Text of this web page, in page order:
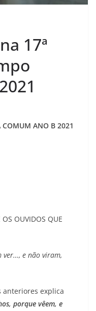
17ª
COMUM ANO B 2021
OUVIDOS QUE
ver…, e não viram,
anteriores explica
porque vêem, e